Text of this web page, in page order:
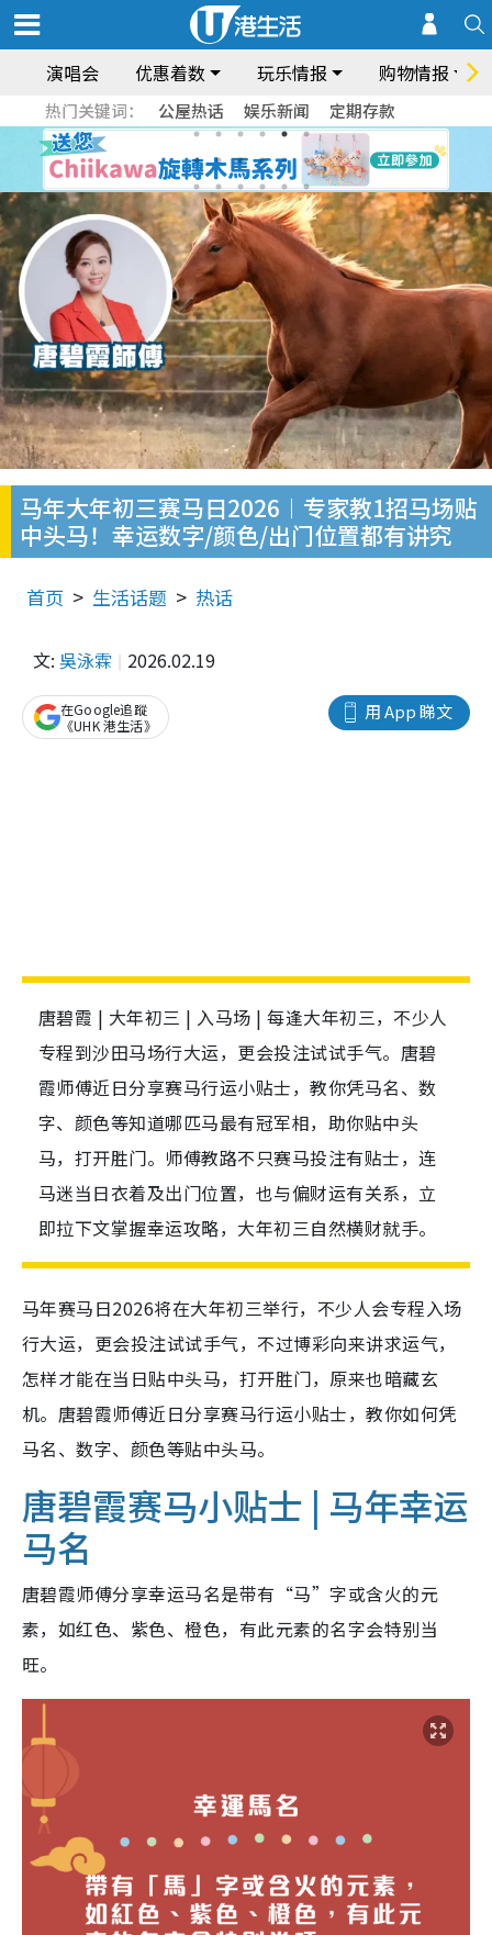
演唱会 优惠着数 玩乐情报 购物情报
热门关键词： 公屋热话 娱乐新闻 定期存款
马年大年初三赛马日2026︱专家教1招马场贴
中头马！幸运数字/颜色/出门位置都有讲究
首页 生活话题 热话
文: 吳泳霖 2026.02.19
用 App 睇文
在Google追蹤
《UHK 港生活》
唐碧霞 | 大年初三 | 入马场 | 每逢大年初三，不少人
专程到沙田马场行大运，更会投注试试手气。唐碧
霞师傅近日分享赛马行运小贴士，教你凭马名、数
字、颜色等知道哪匹马最有冠军相，助你贴中头
马，打开胜门。师傅教路不只赛马投注有贴士，连
马迷当日衣着及出门位置，也与偏财运有关系，立
即拉下文掌握幸运攻略，大年初三自然横财就手。
马年赛马日2026将在大年初三举行，不少人会专程入场
行大运，更会投注试试手气，不过博彩向来讲求运气，
怎样才能在当日贴中头马，打开胜门，原来也暗藏玄
机。唐碧霞师傅近日分享赛马行运小贴士，教你如何凭
马名、数字、颜色等贴中头马。
唐碧霞赛马小贴士 | 马年幸运
马名
唐碧霞师傅分享幸运马名是带有“马”字或含火的元
素，如红色、紫色、橙色，有此元素的名字会特别当
旺。